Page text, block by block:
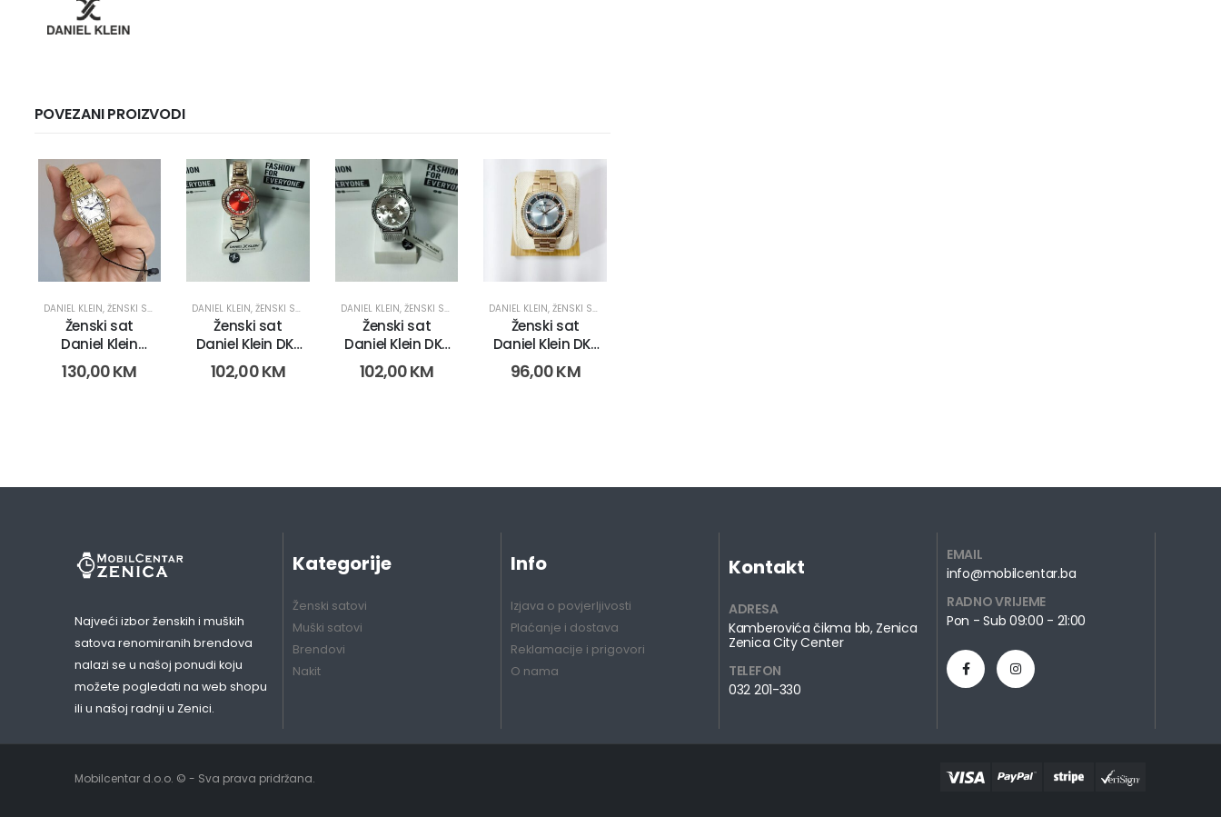
POVEZANI PROIZVODI
DANIEL KLEIN, ŽENSKI SATOVI
Ženski sat
Daniel Klein
DK.1.14106-2
(24137)
130,00KM
DANIEL KLEIN,ŽENSKI SATOVI
Ženski sat
Daniel Klein DK-
102-2 (11475-2k)
102,00KM
DANIEL KLEIN, ŽENSKI SATOVI
Ženski sat
Daniel Klein DK-
102-2 (11475-3n)
102,00KM
DANIEL KLEIN,ŽENSKI SATOVI
Ženski sat
Daniel Klein DK-
96-2 (11476 -12)
96,00KM
Najveći izbor ženskih i muških
satova renomiranih brendova
nalazi se u našoj ponudi koju
možete pogledati na web shopu
ili u našoj radnji u Zenici.
Kategorije
Ženski satovi
Muški satovi
Brendovi
Nakit
Info
Izjava o povjerljivosti
Plaćanje i dostava
Reklamacije i prigovori
O nama
Kontakt
ADRESA
Kamberovića čikma bb, Zenica
Zenica City Center
TELEFON
032 201-330
EMAIL
info@mobilcentar.ba
RADNO VRIJEME
Pon - Sub 09:00 - 21:00
Mobilcentar d.o.o. © - Sva prava pridržana.